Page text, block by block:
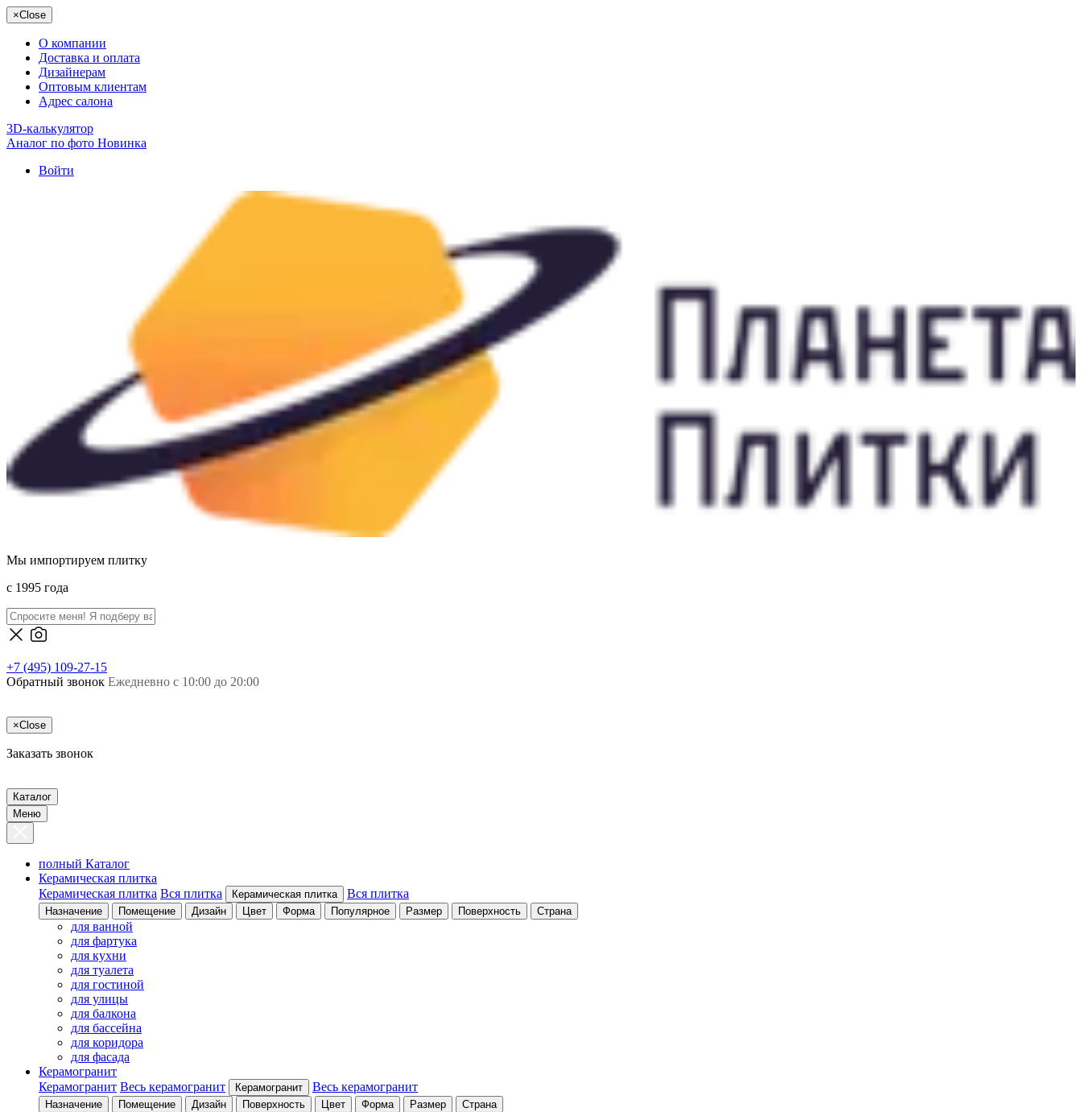
×Close
О компании
Доставка и оплата
Дизайнерам
Оптовым клиентам
Адрес салона
3D-калькулятор
Аналог по фото Новинка
Войти
Мы импортируем плитку
c 1995 года
+7 (495) 109-27-15
Обратный звонок Ежедневно с 10:00 до 20:00
×Close
Заказать звонок
Каталог
Меню
полный Каталог
Керамическая плитка
Керамическая плитка Вся плитка Керамическая плитка Вся плитка
Назначение Помещение Дизайн Цвет Форма Популярное Размер Поверхность Страна
для ванной
для фартука
для кухни
для туалета
для гостиной
для улицы
для балкона
для бассейна
для коридора
для фасада
Керамогранит
Керамогранит Весь керамогранит Керамогранит Весь керамогранит
Назначение Помещение Дизайн Поверхность Цвет Форма Размер Страна